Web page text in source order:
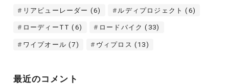
リアビューレーダー (6) ルディプロジェクト (6)
ローディーTT (6) ロードバイク (33)
ワイプオール (7) ヴィプロス (13)
最近のコメント